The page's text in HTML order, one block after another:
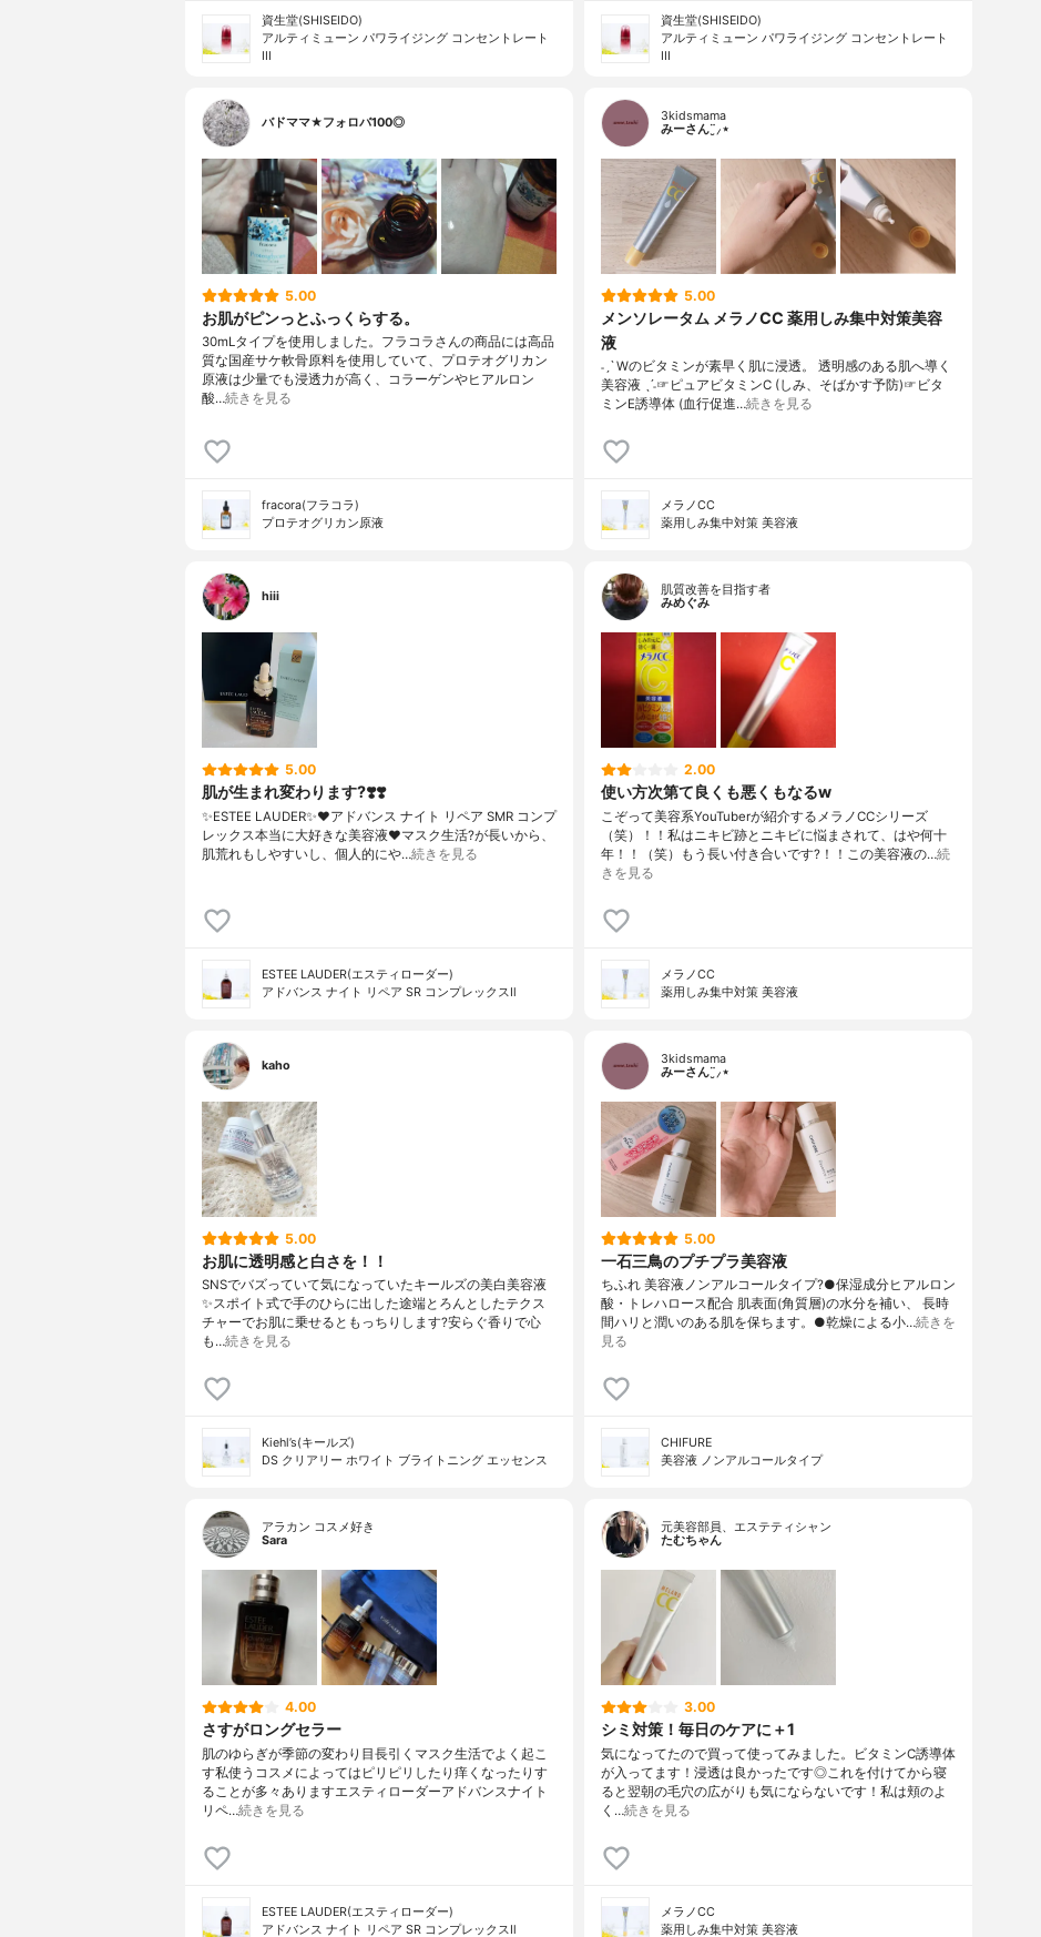
資生堂(SHISEIDO)
アルティミューン パワライジング コンセントレート
III
資生堂(SHISEIDO)
アルティミューン パワライジング コンセントレート
III
バドママ★フォロバ100◎
5.00
お肌がピンっとふっくらする。
30mLタイプを使用しました。フラコラさんの商品には高品
質な国産サケ軟骨原料を使用していて、プロテオグリカン
原液は少量でも浸透力が高く、コラーゲンやヒアルロン
酸…続きを見る
fracora(フラコラ)
プロテオグリカン原液
3kidsmama
みーさん¨̮⸝⋆
5.00
メンソレータム メラノCC 薬用しみ集中対策美容
液
˗ˏˋ Wのビタミンが素早く肌に浸透。 透明感のある肌へ導く
美容液 ˎˊ˗☞ピュアビタミンC (しみ、そばかす予防)☞ビタ
ミンE誘導体 (血行促進…続きを見る
メラノCC
薬用しみ集中対策 美容液
hiii
5.00
肌が生まれ変わります?❣️❣️
✨ESTEE LAUDER✨❤︎アドバンス ナイト リペア SMR コンプ
レックス本当に大好きな美容液❤️マスク生活?が長いから、
肌荒れもしやすいし、個人的にや…続きを見る
ESTEE LAUDER(エスティローダー)
アドバンス ナイト リペア SR コンプレックスⅡ
肌質改善を目指す者
みめぐみ
2.00
使い方次第て良くも悪くもなるw
こぞって美容系YouTuberが紹介するメラノCCシリーズ
（笑）！！私はニキビ跡とニキビに悩まされて、はや何十
年！！（笑）もう長い付き合いです?！！この美容液の…続
きを見る
メラノCC
薬用しみ集中対策 美容液
kaho
5.00
お肌に透明感と白さを！！
SNSでバズっていて気になっていたキールズの美白美容液
✨スポイト式で手のひらに出した途端とろんとしたテクス
チャーでお肌に乗せるともっちりします?安らぐ香りで心
も…続きを見る
Kiehl’s(キールズ)
DS クリアリー ホワイト ブライトニング エッセンス
3kidsmama
みーさん¨̮⸝⋆
5.00
一石三鳥のプチプラ美容液
ちふれ 美容液ノンアルコールタイプ?●保湿成分ヒアルロン
酸・トレハロース配合 肌表面(角質層)の水分を補い、 長時
間ハリと潤いのある肌を保ちます。●乾燥による小…続きを
見る
CHIFURE
美容液 ノンアルコールタイプ
アラカン コスメ好き
Sara
4.00
さすがロングセラー
肌のゆらぎが季節の変わり目長引くマスク生活でよく起こ
す私使うコスメによってはピリピリしたり痒くなったりす
ることが多々ありますエスティローダーアドバンスナイト
リペ…続きを見る
ESTEE LAUDER(エスティローダー)
アドバンス ナイト リペア SR コンプレックスⅡ
元美容部員、エステティシャン
たむちゃん
3.00
シミ対策！毎日のケアに＋1
気になってたので買って使ってみました。ビタミンC誘導体
が入ってます！浸透は良かったです◎これを付けてから寝
ると翌朝の毛穴の広がりも気にならないです！私は頬のよ
く…続きを見る
メラノCC
薬用しみ集中対策 美容液